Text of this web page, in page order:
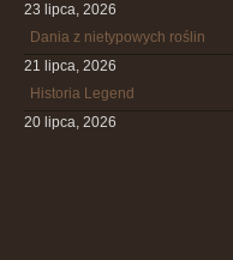
23 lipca, 2026
Dania z nietypowych roślin
21 lipca, 2026
Historia Legend
20 lipca, 2026